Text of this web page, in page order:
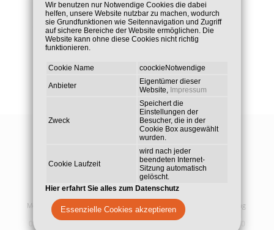
Wir benutzen nur Notwendige Cookies die dabei
helfen, unsere Website nutzbar zu machen, wodurch
sie Grundfunktionen wie Seitennavigation und Zugriff
auf sichere Bereiche der Website ermöglichen. Die
Website kann ohne diese Cookies nicht richtig
funktionieren.
Cookie Name coockieNotwendige
Anbieter
Eigentümer dieser
Website, Impressum
Zweck
Speichert die
Einstellungen der
Besucher, die in der
Cookie Box ausgewählt
wurden.
Cookie Laufzeit
wird nach jeder
beendeten Internet-
Sitzung automatisch
gelöscht.
Hier erfahrt Sie alles zum Datenschutz
Essenzielle Cookies akzeptieren
Lachgas, um so ein angst - und
schmerzfreies Behandeln zu ermöglichen.
Sprech- undBehandlungszeiten
Montag
09:00
Dienstag
09:00
Mittwoch
09:00
Donnerstag
09:00
Freitag
09:00